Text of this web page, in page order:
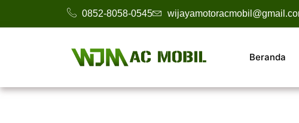
0852-8058-0545
Beranda